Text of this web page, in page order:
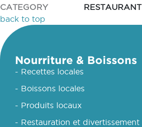
CATEGORY
RESTAURANT
back to top
Nourriture & Boissons
- Recettes locales
- Boissons locales
- Produits locaux
- Restauration et divertissement